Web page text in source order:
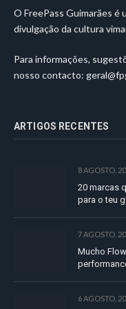
O FreePass Guimarães é
divulgação da cultura
Para informações,
nosso contacto:
ARTIGOS RECENTES
8 AGOSTO,
20 marcas
para o teu
7 AGOSTO,
Mucho
6 AGOSTO,